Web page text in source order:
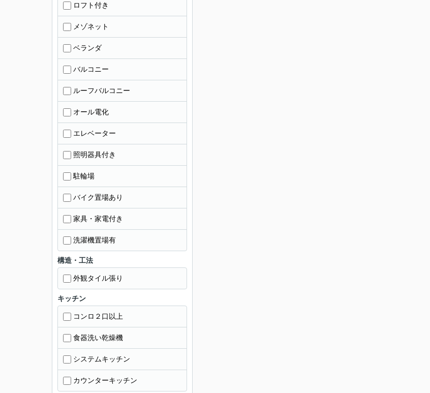
ロフト付き
メゾネット
ベランダ
バルコニー
ルーフバルコニー
オール電化
エレベーター
照明器具付き
駐輪場
バイク置場あり
家具・家電付き
洗濯機置場有
構造・工法
外観タイル張り
キッチン
コンロ２口以上
食器洗い乾燥機
システムキッチン
カウンターキッチン